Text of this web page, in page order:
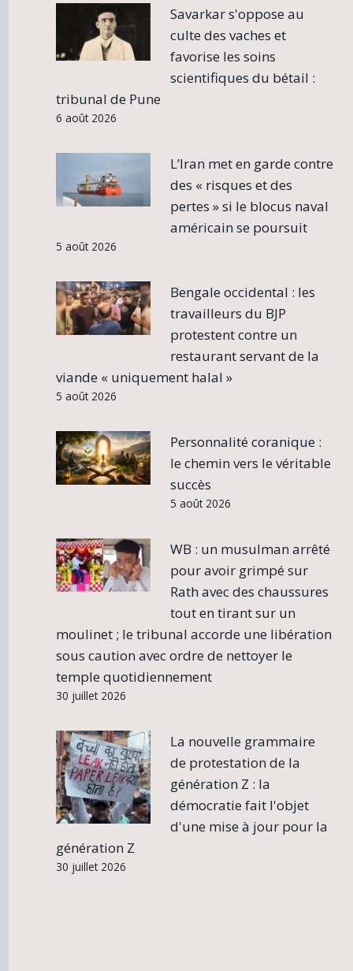
Savarkar s'oppose au
culte des vaches et
favorise les soins
scientifiques du bétail :
tribunal de Pune
6 août 2026
L’Iran met en garde contre
des « risques et des
pertes » si le blocus naval
américain se poursuit
5 août 2026
Bengale occidental : les
travailleurs du BJP
protestent contre un
restaurant servant de la
viande « uniquement halal »
5 août 2026
Personnalité coranique :
le chemin vers le véritable
succès
5 août 2026
WB : un musulman arrêté
pour avoir grimpé sur
Rath avec des chaussures
tout en tirant sur un
moulinet ; le tribunal accorde une libération
sous caution avec ordre de nettoyer le
temple quotidiennement
30 juillet 2026
La nouvelle grammaire
de protestation de la
génération Z : la
démocratie fait l'objet
d'une mise à jour pour la
génération Z
30 juillet 2026